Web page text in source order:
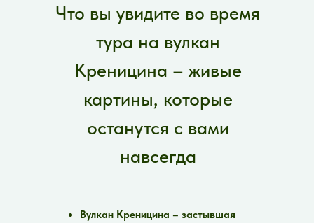
Что вы увидите во время
тура на вулкан
Креницина – живые
картины, которые
останутся с вами
навсегда
Вулкан Креницина – застывшая